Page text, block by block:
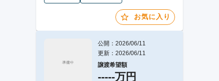
お気に入り
公開：2026/06/11
更新：2026/06/11
譲渡希望額
-----万円